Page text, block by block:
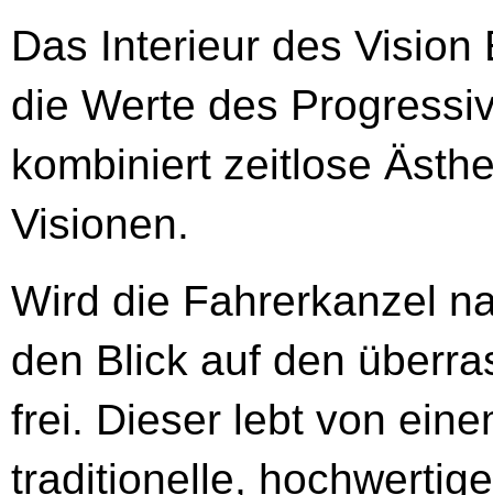
Das Interieur des Vision
die Werte des
kombiniert zeitlose
Visionen.
Wird die Fahrerkanzel
den Blick auf den
frei. Dieser lebt von
traditionelle,